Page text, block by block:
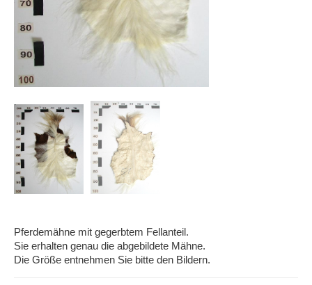
Pferdemähne mit gegerbtem Fellanteil.
Sie erhalten genau die abgebildete Mähne.
Die Größe entnehmen Sie bitte den Bildern.